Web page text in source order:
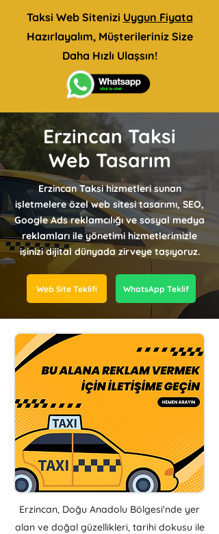
Taksi Web Sitenizi Uygun Fiyata
Hazırlayalım, Müşterileriniz Size
Daha Hızlı Ulaşsın!
Erzincan Taksi
Web Tasarım
Erzincan Taksi hizmetleri sunan
işletmelere özel web sitesi tasarımı, SEO,
Google Ads reklamcılığı ve sosyal medya
reklamları ile yönetimi hizmetlerimizle
işinizi dijital dünyada zirveye taşıyoruz.
Web Site Teklifi WhatsApp Teklif
Erzincan, Doğu Anadolu Bölgesi'nde yer
alan ve doğal güzellikleri, tarihi dokusu ile